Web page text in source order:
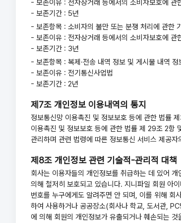
- 보존이유 : 전자상거래 등에서의 소비자보호에 관
- 보존기간 : 5년
- 보존항목 : 소비자의 불만 또는 분쟁 처리에 관한
- 보존이유 : 전자상거래 등에서의 소비자보호에 관
- 보존기간 : 3년
- 보존항목 : 복제·전송 내역 정보 및 게시물 내역 정
- 보존이유 : 전기통신사업법
- 보존기간 : 2년
제7조 개인정보 이용내역의 통지
정보통신망 이용촉진 및 정보보호 등에 관한 법률
이용촉진 및 정보보호 등에 관한 법률 제 29조 2항
관리하며 관련 법령에 따른 정보통신 서비스 제공
제8조 개인정보 관련 기술적-관리적 대책
회사는 이용자들의 개인정보를 취급하는 데 있어
의해 철저히 보호되고 있습니다. 지니파일 회원 아
번호를 누구에게도 알려주면 안 되며, 이를 위해
하여 사용하거나 공공장소(회사나 학교, 도서관,
에 의해 회원의 개인정보가 유출되거나 훼손되는